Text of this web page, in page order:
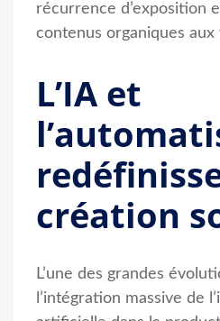
récurrence d’exposition
contenus organiques aux
L’IA et
création
L’une des grandes
l’intégration massive de